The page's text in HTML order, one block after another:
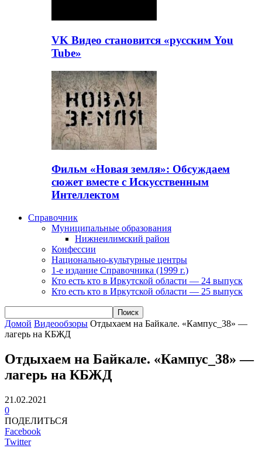
VK Видео становится «русским You
Tube»
Фильм «Новая земля»: Обсуждаем
сюжет вместе с Искусственным
Интеллектом
Справочник
Муниципальные образования
Нижнеилимский район
Конфессии
Национально-культурные центры
1-е издание Справочника (1999 г.)
Кто есть кто в Иркутской области — 24 выпуск
Кто есть кто в Иркутской области — 25 выпуск
Домой Видеообзоры Отдыхаем на Байкале. «Кампус_38» —
лагерь на КБЖД
Отдыхаем на Байкале. «Кампус_38» —
лагерь на КБЖД
21.02.2021
0
ПОДЕЛИТЬСЯ
Facebook
Twitter